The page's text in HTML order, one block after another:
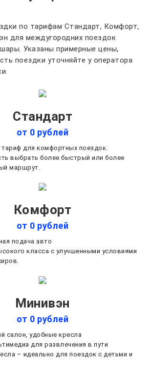
по тарифам Стандарт, Комфорт,
для междугородних поездок
Указаны примерные цены,
поездки уточняйте у оператора
Стандарт
от 0 рублей
для комфортных поездок.
выбрать более быстрый или более
маршрут.
Комфорт
от 0 рублей
подача авто
класса с улучшенными условиями
Минивэн
от 0 рублей
салон, удобные кресла
для развлечения в пути
– идеально для поездок с детьми и